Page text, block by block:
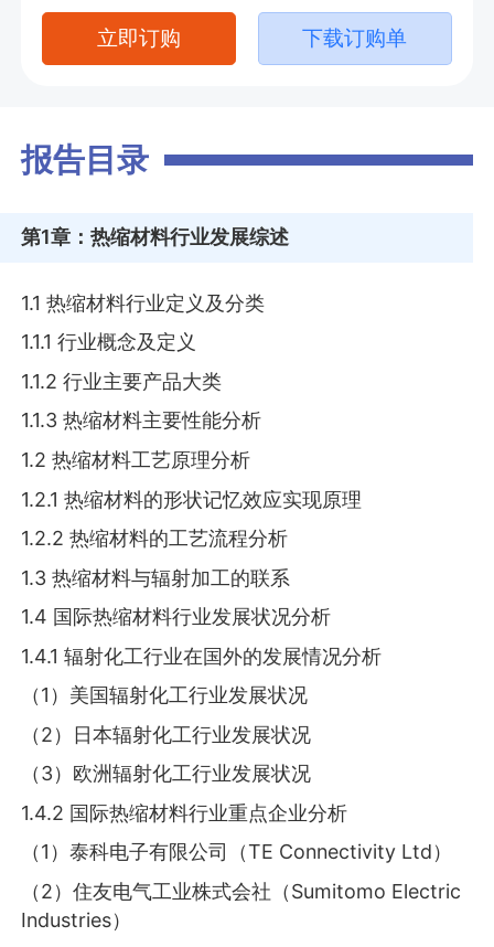
立即订购 下载订购单
报告目录
第1章 ：热缩材料行业发展综述
1.1 热缩材料行业定义及分类
1.1.1 行业概念及定义
1.1.2 行业主要产品大类
1.1.3 热缩材料主要性能分析
1.2 热缩材料工艺原理分析
1.2.1 热缩材料的形状记忆效应实现原理
1.2.2 热缩材料的工艺流程分析
1.3 热缩材料与辐射加工的联系
1.4 国际热缩材料行业发展状况分析
1.4.1 辐射化工行业在国外的发展情况分析
（1）美国辐射化工行业发展状况
（2）日本辐射化工行业发展状况
（3）欧洲辐射化工行业发展状况
1.4.2 国际热缩材料行业重点企业分析
（1）泰科电子有限公司（TE Connectivity Ltd）
（2）住友电气工业株式会社（Sumitomo Electric
Industries）